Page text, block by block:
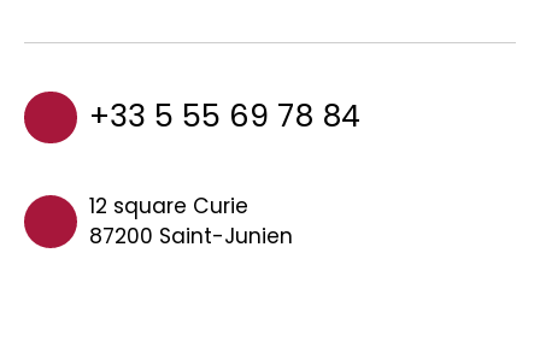
+33 5 55 69 78 84
12 square Curie
87200 Saint-Junien